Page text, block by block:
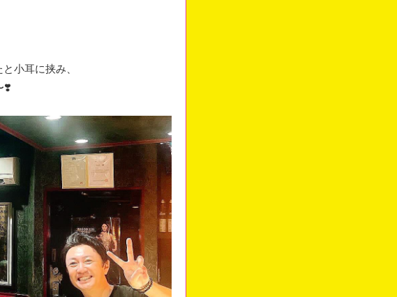
小耳に挟み、
❣️